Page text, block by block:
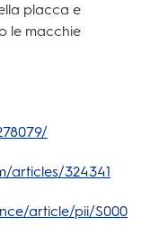
placca e
le macchie
articles/324341
article/pii/S000